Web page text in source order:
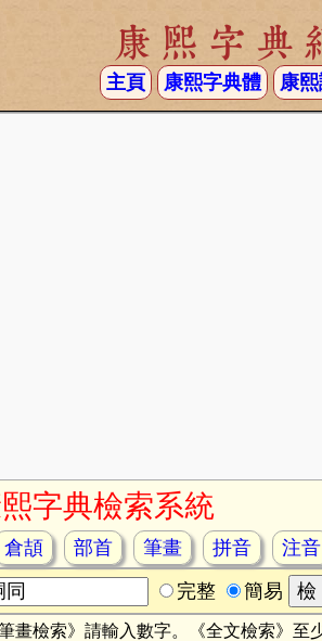
康熙字典
主頁 康熙字典體 康
字典檢索系統
倉頡 部首 筆畫 拼音
注音
完整 簡易
畫檢索》請輸入數字。《全文檢索》至